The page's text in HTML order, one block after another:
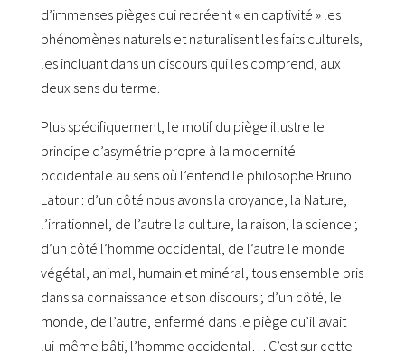
d’immenses pièges qui recréent « en captivité » les
phénomènes naturels et naturalisent les faits culturels,
les incluant dans un discours qui les comprend, aux
deux sens du terme.
Plus spécifiquement, le motif du piège illustre le
principe d’asymétrie propre à la modernité
occidentale au sens où l’entend le philosophe Bruno
Latour : d’un côté nous avons la croyance, la Nature,
l’irrationnel, de l’autre la culture, la raison, la science ;
d’un côté l’homme occidental, de l’autre le monde
végétal, animal, humain et minéral, tous ensemble pris
dans sa connaissance et son discours ; d’un côté, le
monde, de l’autre, enfermé dans le piège qu’il avait
lui-même bâti, l’homme occidental… C’est sur cette